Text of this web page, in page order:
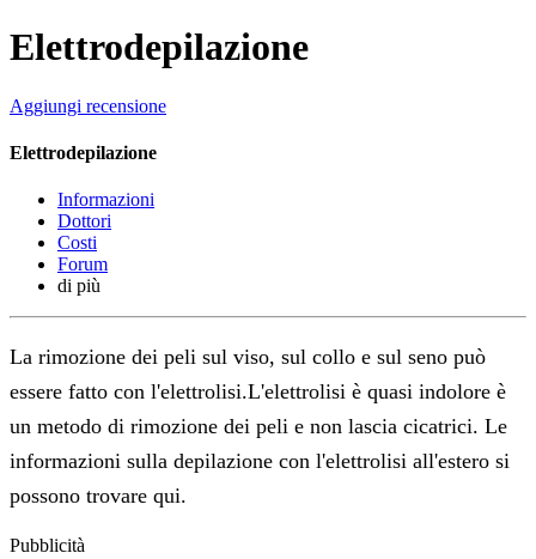
Elettrodepilazione
Aggiungi recensione
Elettrodepilazione
Informazioni
Dottori
Costi
Forum
di più
La rimozione dei peli sul viso, sul collo e sul seno può
essere fatto con l'elettrolisi.L'elettrolisi è quasi indolore è
un metodo di rimozione dei peli e non lascia cicatrici. Le
informazioni sulla depilazione con l'elettrolisi all'estero si
possono trovare qui.
Pubblicità